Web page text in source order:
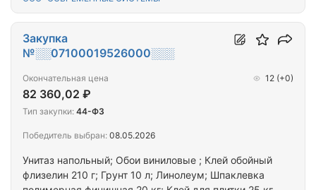
Унитаз напольный; Обои виниловые ; Клей обойный
флизелин 210 г; Грунт 10 л; Линолеум; Шпаклевка
Закупка
№░░07100019526000░░░
Окончательная цена
82 360,02 ₽
12 (+0)
Тип закупки: 44-ФЗ
Победитель выбран: 08.05.2026